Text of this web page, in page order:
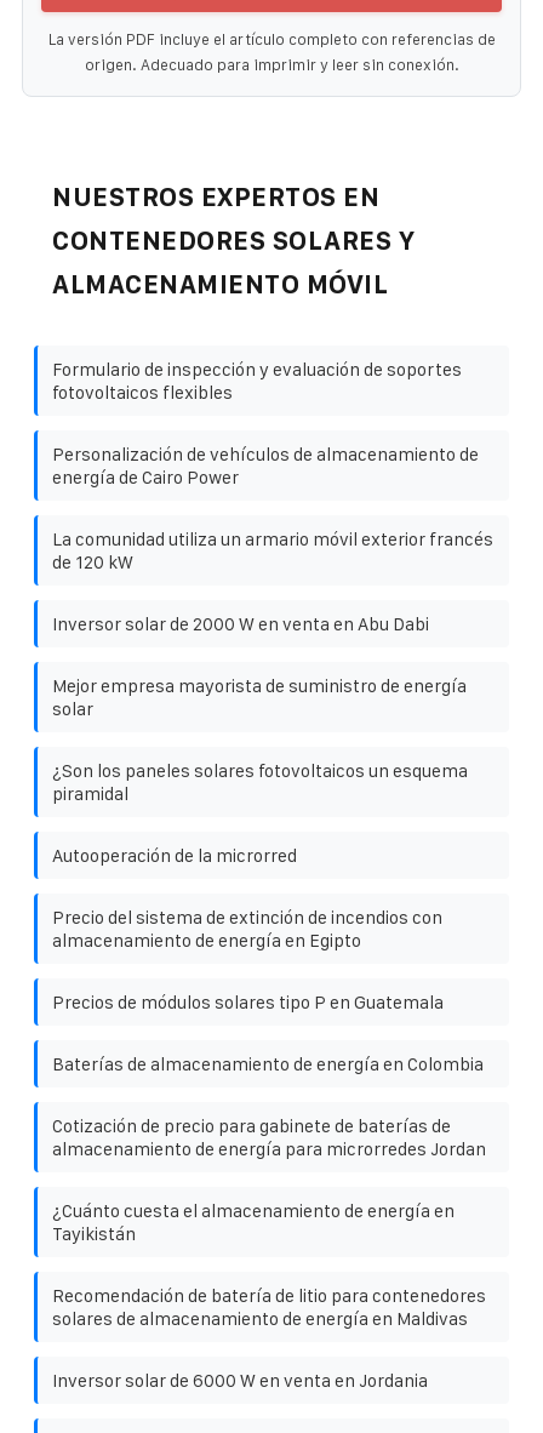
La versión PDF incluye el artículo completo con referencias de
origen. Adecuado para imprimir y leer sin conexión.
NUESTROS EXPERTOS EN
CONTENEDORES SOLARES Y
ALMACENAMIENTO MÓVIL
Formulario de inspección y evaluación de soportes
fotovoltaicos flexibles
Personalización de vehículos de almacenamiento de
energía de Cairo Power
La comunidad utiliza un armario móvil exterior francés
de 120 kW
Inversor solar de 2000 W en venta en Abu Dabi
Mejor empresa mayorista de suministro de energía
solar
¿Son los paneles solares fotovoltaicos un esquema
piramidal
Autooperación de la microrred
Precio del sistema de extinción de incendios con
almacenamiento de energía en Egipto
Precios de módulos solares tipo P en Guatemala
Baterías de almacenamiento de energía en Colombia
Cotización de precio para gabinete de baterías de
almacenamiento de energía para microrredes Jordan
¿Cuánto cuesta el almacenamiento de energía en
Tayikistán
Recomendación de batería de litio para contenedores
solares de almacenamiento de energía en Maldivas
Inversor solar de 6000 W en venta en Jordania